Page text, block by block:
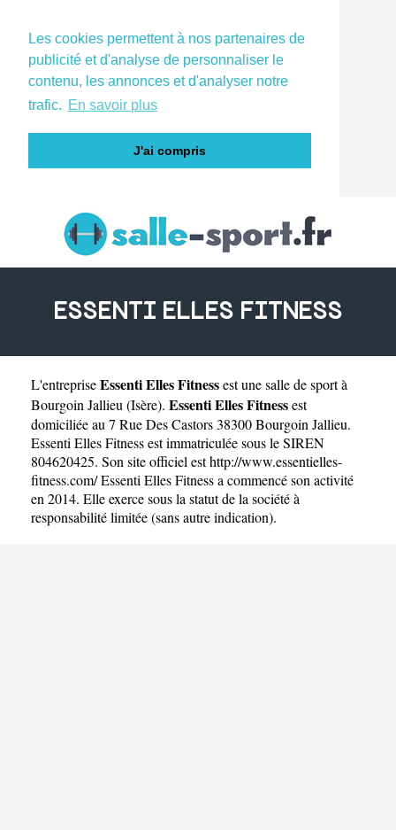
Les cookies permettent à nos partenaires de
publicité et d'analyse de personnaliser le
contenu, les annonces et d'analyser notre
trafic. En savoir plus
J'ai compris
ESSENTI ELLES FITNESS
L'entrepriseEssenti Elles Fitnessest unesalle de sport à
Bourgoin Jallieu (Isère). Essenti Elles Fitnessest
domiciliée au 7 Rue Des Castors 38300 Bourgoin Jallieu.
Essenti Elles Fitness est immatriculée sous le SIREN
804620425. Son site officiel esthttp://www.essentielles-
fitness.com/Essenti Elles Fitness a commencé son activité
en 2014. Elle exerce sous la statut de la société à
responsabilité limitée (sans autre indication).